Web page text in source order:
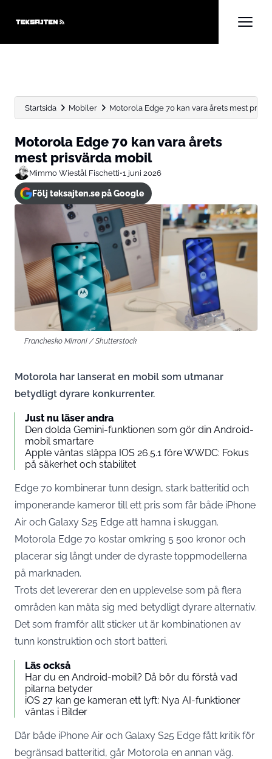
Startsida Mobiler Motorola Edge 70 kan vara årets mest
Motorola Edge 70 kan vara årets
mest prisvärda mobil
Mimmo Wiestål Fischetti•1 juni 2026
Följ teksajten.se på Google
Franchesko Mirroni / Shutterstock
Motorola har lanserat en mobil som utmanar
betydligt dyrare konkurrenter.
Just nu läser andra
Den dolda Gemini-funktionen som gör din Android-
mobil smartare
Apple väntas släppa IOS 26.5.1 före WWDC: Fokus
på säkerhet och stabilitet
Edge 70 kombinerar tunn design, stark batteritid och
imponerande kameror till ett pris som får både iPhone
Air och Galaxy S25 Edge att hamna i skuggan.
Motorola Edge 70 kostar omkring 5 500 kronor och
placerar sig långt under de dyraste toppmodellerna
på marknaden.
Trots det levererar den en upplevelse som på flera
områden kan mäta sig med betydligt dyrare alternativ.
Det som framför allt sticker ut är kombinationen av
tunn konstruktion och stort batteri.
Läs också
Har du en Android-mobil? Då bör du förstå vad
pilarna betyder
iOS 27 kan ge kameran ett lyft: Nya AI-funktioner
väntas i Bilder
Där både iPhone Air och Galaxy S25 Edge fått kritik för
begränsad batteritid, går Motorola en annan väg.